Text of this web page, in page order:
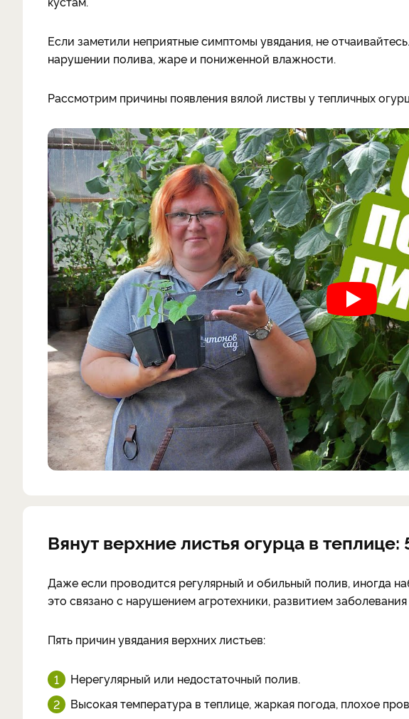
Если заметили неприятные симптомы увядания, не
нарушении полива, жаре и пониженной влажности.
Рассмотрим причины появления вялой листвы у тепличных
Вянут верхние листья огурца в
Даже если проводится регулярный и обильный полив, иногда
это связано с нарушением агротехники, развитием
Пять причин увядания верхних листьев:
Нерегулярный или недостаточный полив.
Высокая температура в теплице, жаркая погода, плохое